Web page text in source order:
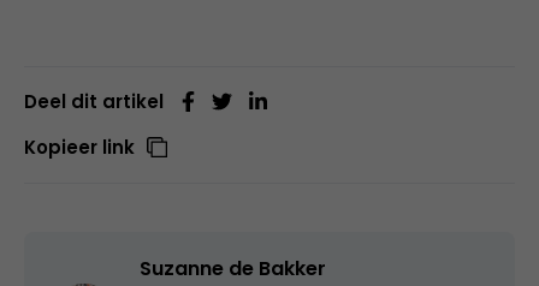
Deel dit artikel
Kopieer link
Suzanne de Bakker